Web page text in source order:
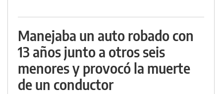
Manejaba un auto robado con
13 años junto a otros seis
menores y provocó la muerte
de un conductor